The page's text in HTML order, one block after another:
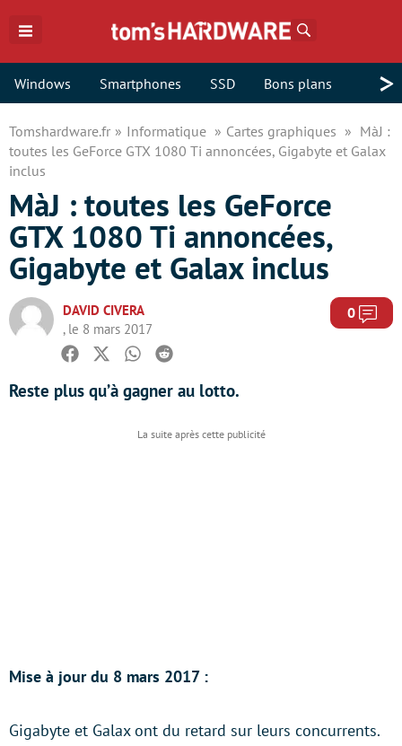
Windows Smartphones SSD Bons plans >
Tomshardware.fr Informatique Cartes graphiques
MàJ :
toutes les GeForce GTX 1080 Ti annoncées, Gigabyte et Galax
inclus
MàJ : toutes les GeForce
GTX 1080 Ti annoncées,
Gigabyte et Galax inclus
DAVID CIVERA
, le 8 mars 2017
0
Facebook
TwitterWhatsapp
Reddit
Reste plus qu’à gagner au lotto.
Mise à jour du 8 mars 2017 :
Gigabyte et Galax ont du retard sur leurs concurrents.